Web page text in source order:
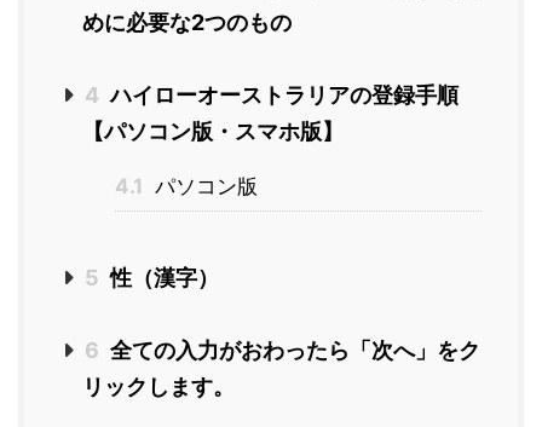
めに必要な2つのもの
4 ハイローオーストラリアの登録手順
【パソコン版・スマホ版】
4.1 パソコン版
5 性（漢字）
6 全ての入力がおわったら「次へ」をク
リックします。